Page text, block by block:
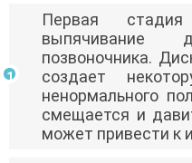
Первая
позвоночника.
создает
ненормального
смещается и
может привести к